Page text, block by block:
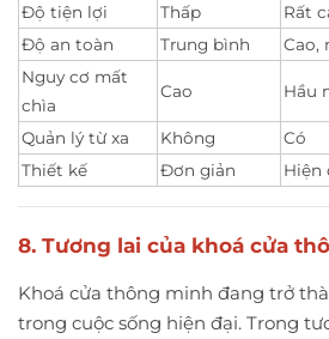
Độ tiện lợi
Thấp
Rất
Độ an toàn
Trung bình
Cao,
Nguy cơ mất
chìa
Cao Hầu
Quản lý từ xa Không
Có
Thiết kế
Đơn giản Hiện
8. Tương lai của khoá cửa
Khoá cửa thông minh đang trở
trong cuộc sống hiện đại. Trong